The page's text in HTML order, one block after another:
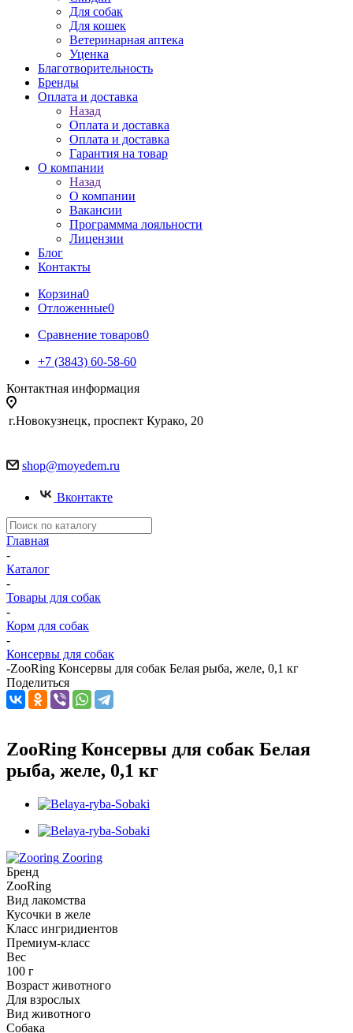
Для собак
Для кошек
Ветеринарная аптека
Уценка
Благотворительность
Бренды
Оплата и доставка
Назад
Оплата и доставка
Оплата и доставка
Гарантия на товар
О компании
Назад
О компании
Вакансии
Программма лояльности
Лицензии
Блог
Контакты
Корзина0
Отложенные0
Сравнение товаров0
+7 (3843) 60-58-60
Контактная информация
г.Новокузнецк, проспект Курако, 20
shop@moyedem.ru
Вконтакте
Главная
-
Каталог
-
Товары для собак
-
Корм для собак
-
Консервы для собак
-ZooRing Консервы для собак Белая рыба, желе, 0,1 кг
Поделиться
ZooRing Консервы для собак Белая
рыба, желе, 0,1 кг
Zooring
Бренд
ZooRing
Вид лакомства
Кусочки в желе
Класс ингридиентов
Премиум-класс
Вес
100 г
Возраст животного
Для взрослых
Вид животного
Собака